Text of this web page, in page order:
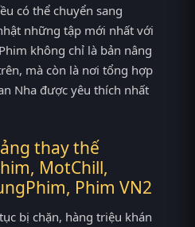
có thể chuyển sang
những tập mới nhất với
không chỉ là bản nâng
mà còn là nơi tổng hợp
Nha được yêu thích nhất
thay thế
MotChill,
Phim VN2
bị chặn, hàng triệu khán